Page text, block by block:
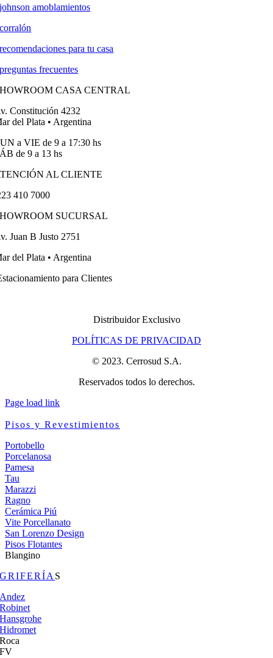
johnson amoblamientos
corralón
recomendaciones para tu casa
preguntas frecuentes
CASA CENTRAL
Constitución 4232
del Plata • Argentina
a VIE de 9 a 17:30 hs
de 9 a 13 hs
AL CLIENTE
410 7000
SUCURSAL
Juan B Justo 2751
del Plata • Argentina
para Clientes
Distribuidor Exclusivo
POLÍTICAS DE PRIVACIDAD
© 2023. Cerrosud S.A.
Reservados todos lo derechos.
Page load link
Pisos y Revestimientos
Portobello
Porcelanosa
Pamesa
Tau
Marazzi
Ragno
Cerámica Piú
Vite Porcellanato
San Lorenzo Design
Pisos Flotantes
Blangino
GRIFERÍA S
Andez
Robinet
Hansgrohe
Hidromet
Roca
FV